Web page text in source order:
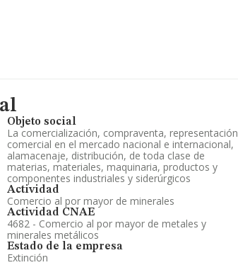
Objeto social
La comercialización, compraventa, representación
comercial en el mercado nacional e internacional,
alamacenaje, distribución, de toda clase de
materias, materiales, maquinaria, productos y
componentes industriales y siderúrgicos
Actividad
Comercio al por mayor de minerales
Actividad CNAE
4682 - Comercio al por mayor de metales y
minerales metálicos
Estado de la empresa
Extinción